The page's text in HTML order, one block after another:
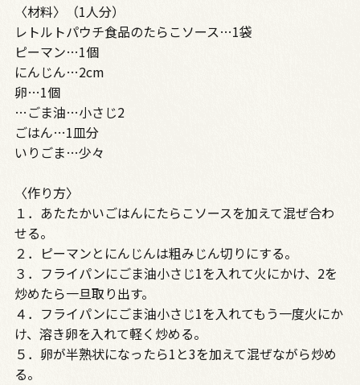
〈材料〉（1人分）
レトルトパウチ食品のたらこソース…1袋
ピーマン…1個
にんじん…2cm
卵…1個
…ごま油…小さじ2
ごはん…1皿分
いりごま…少々
〈作り方〉
１．あたたかいごはんにたらこソースを加えて混ぜ合わ
せる。
２．ピーマンとにんじんは粗みじん切りにする。
３．フライパンにごま油小さじ1を入れて火にかけ、2を
炒めたら一旦取り出す。
４．フライパンにごま油小さじ1を入れてもう一度火にか
け、溶き卵を入れて軽く炒める。
５．卵が半熟状になったら1と3を加えて混ぜながら炒め
る。